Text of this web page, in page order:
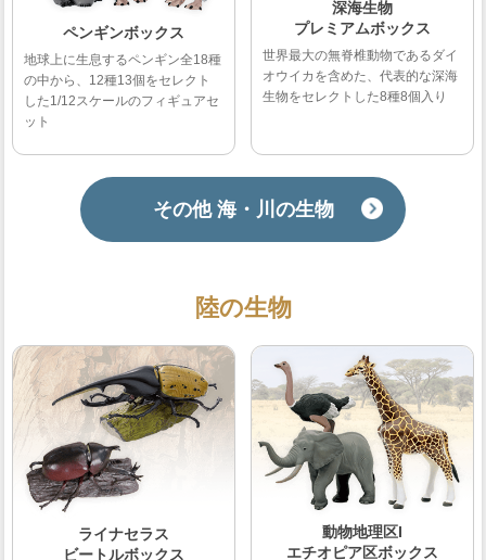
ペンギンボックス
地球上に生息するペンギン全18種
の中から、12種13個をセレクト
した1/12スケールのフィギュアセ
ット
深海生物
プレミアムボックス
世界最大の無脊椎動物であるダイ
オウイカを含めた、代表的な深海
生物をセレクトした8種8個入り
その他 海・川の生物
陸の生物
ライナセラス
ビートルボックス
動物地理区I
エチオピア区ボックス